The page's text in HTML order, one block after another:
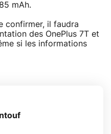
mAh.
confirmer, il faudra
des OnePlus 7T et
si les informations